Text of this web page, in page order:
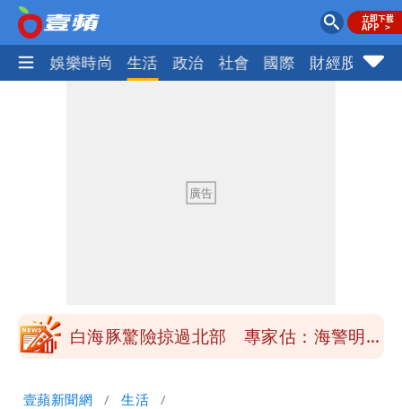
熱門 娛樂時尚 生活 政治 社會 國際 財經股市
「終於能交代」 捐500萬獎學金延續愛
白海豚颱風逼近！鄭明典示警「恐遇黑潮
砸重金再買一整桌卡盒
白海豚驚險掠過北部 專家估：海警明發
壹蘋新聞網 生活